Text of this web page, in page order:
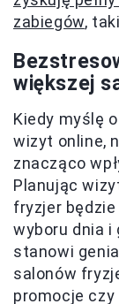
zabiegów,
większej
Kiedy myślę
wizyt online,
znacząco
Planując
fryzjer
wyboru dnia i
stanowi
salonów
promocje